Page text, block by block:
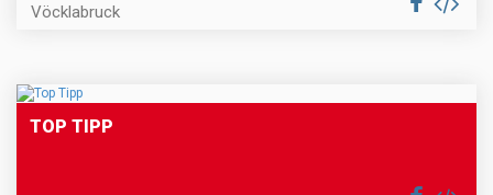
Vöcklabruck
TOP TIPP